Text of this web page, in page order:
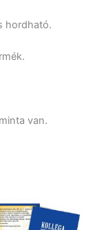
hordható.
van.